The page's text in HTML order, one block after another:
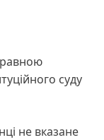
суду
не вказане